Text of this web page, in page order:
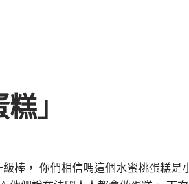
」
棒， 你們相信嗎這個水蜜桃蛋糕